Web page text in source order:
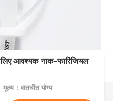
आवश्यक नाक-फारिंजियल
मूल्य：बातचीत योग्य